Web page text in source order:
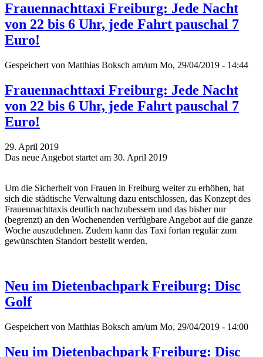
Frauennachttaxi Freiburg: Jede Nacht
von 22 bis 6 Uhr, jede Fahrt pauschal 7
Euro!
Gespeichert von Matthias Boksch am/um Mo, 29/04/2019 - 14:44
Frauennachttaxi Freiburg: Jede Nacht
von 22 bis 6 Uhr, jede Fahrt pauschal 7
Euro!
29. April 2019
Das neue Angebot startet am 30. April 2019
Um die Sicherheit von Frauen in Freiburg weiter zu erhöhen, hat
sich die städtische Verwaltung dazu entschlossen, das Konzept des
Frauennachttaxis deutlich nachzubessern und das bisher nur
(begrenzt) an den Wochenenden verfügbare Angebot auf die ganze
Woche auszudehnen. Zudem kann das Taxi fortan regulär zum
gewünschten Standort bestellt werden.
Neu im Dietenbachpark Freiburg: Disc
Golf
Gespeichert von Matthias Boksch am/um Mo, 29/04/2019 - 14:00
Neu im Dietenbachpark Freiburg: Disc